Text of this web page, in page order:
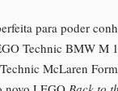
para poder
Technic BMW M
McLaren